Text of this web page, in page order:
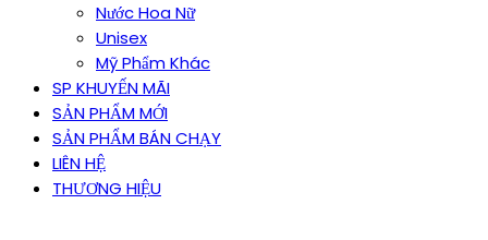
Nước Hoa Nữ
Unisex
Mỹ Phẩm Khác
SP KHUYẾN MÃI
SẢN PHẨM MỚI
SẢN PHẨM BÁN CHẠY
LIÊN HỆ
THƯƠNG HIỆU